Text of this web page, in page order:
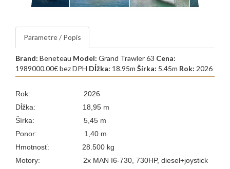
Parametre / Popis
Brand: Beneteau Model: Grand Trawler 63 Cena:
1989000.00€ bez DPH Dĺžka: 18.95m Šírka: 5.45m Rok: 2026
Rok: 2026
Dĺžka: 18,95 m
Šírka: 5,45 m
Ponor: 1,40 m
Hmotnosť: 28.500 kg
Motory: 2x MAN I6-730, 730HP, diesel+joystick